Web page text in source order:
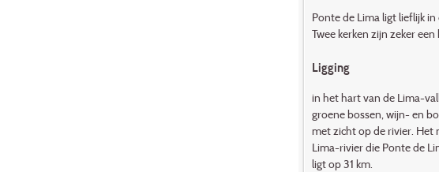
Ponte de Lima ligt lieflijk
Twee kerken zijn zeker
Ligging
in het hart van de Lima-
groene bossen, wijn- en
met zicht op de rivier. Het
Lima-rivier die Ponte de
ligt op 31 km.